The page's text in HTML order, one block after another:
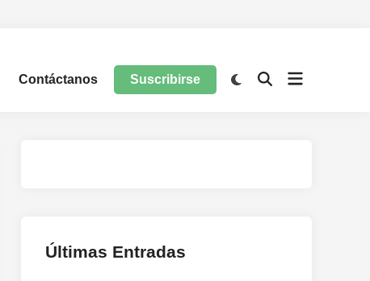
Contáctanos Suscribirse
Últimas Entradas